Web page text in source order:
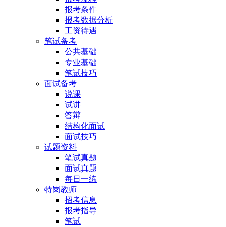
报考条件
报考数据分析
工资待遇
笔试备考
公共基础
专业基础
笔试技巧
面试备考
说课
试讲
答辩
结构化面试
面试技巧
试题资料
笔试真题
面试真题
每日一练
特岗教师
招考信息
报考指导
笔试